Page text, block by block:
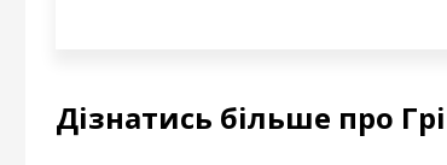
Дізнатись більше про